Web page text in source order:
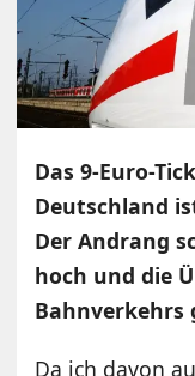
Das 9-Euro-
Deutschland
Der Andrang
hoch und die
Bahnverkehrs
Da ich davon